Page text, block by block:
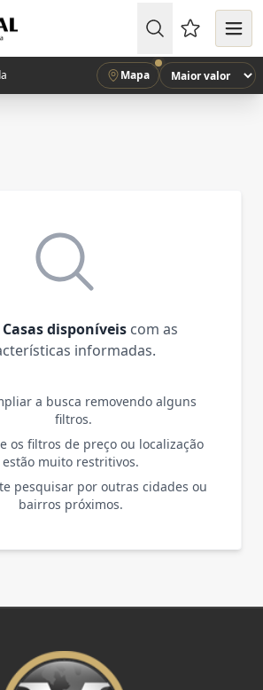
Favoritos
Mapa
Casas disponíveis com as
informadas.
a busca removendo alguns
filtros.
os filtros de preço ou localização
estão muito restritivos.
pesquisar por outras cidades ou
bairros próximos.